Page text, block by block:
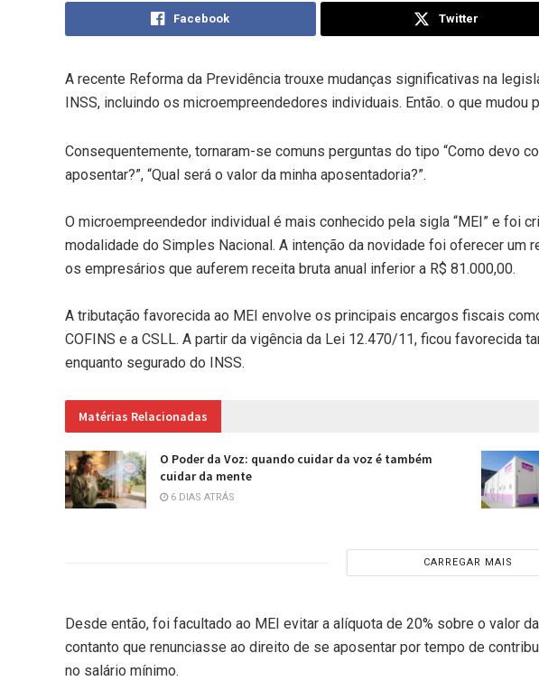
Facebook Twitter
A recente Reforma da Previdência trouxe mudanças significativas na
INSS, incluindo os microempreendedores individuais. Então. o que mudou
Consequentemente, tornaram-se comuns perguntas do tipo “Como devo
aposentar?”, “Qual será o valor da minha aposentadoria?”.
O microempreendedor individual é mais conhecido pela sigla “MEI” e foi
modalidade do Simples Nacional. A intenção da novidade foi oferecer
os empresários que auferem receita bruta anual inferior a R$ 81.000,00.
A tributação favorecida ao MEI envolve os principais encargos fiscais
COFINS e a CSLL. A partir da vigência da Lei 12.470/11, ficou favorecida
enquanto segurado do INSS.
Matérias Relacionadas
O Poder da Voz: quando cuidar da voz é também
cuidar da mente
6 DIAS ATRÁS
CARREGAR MAIS
Desde então, foi facultado ao MEI evitar a alíquota de 20% sobre o valor
contanto que renunciasse ao direito de se aposentar por tempo de
no salário mínimo.